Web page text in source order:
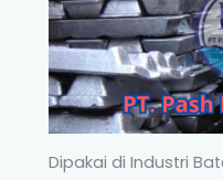
Dipakai di Industri